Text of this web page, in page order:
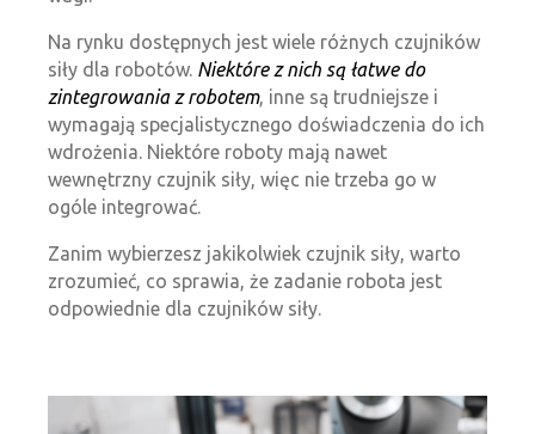
Na rynku dostępnych jest wiele różnych czujników
siły dla robotów. Niektóre z nich są łatwe do
zintegrowania z robotem, inne są trudniejsze i
wymagają specjalistycznego doświadczenia do ich
wdrożenia. Niektóre roboty mają nawet
wewnętrzny czujnik siły, więc nie trzeba go w
ogóle integrować.
Zanim wybierzesz jakikolwiek czujnik siły, warto
zrozumieć, co sprawia, że zadanie robota jest
odpowiednie dla czujników siły.